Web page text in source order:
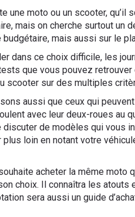
une moto ou un scooter, qu’il
mais on cherche surtout un
mais aussi sur le
dans ce choix difficile, les
que vous pouvez
scooter sur des multiples
aussi que ceux qui
avec leur deux-roues au
discuter de modèles qui vous
plus loin en notant votre
acheter la même moto
choix. Il connaîtra les
sera aussi un guide